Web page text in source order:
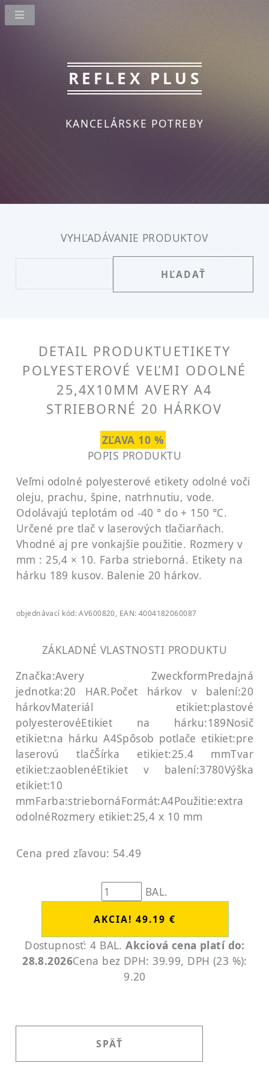
REFLEX PLUS
KANCELÁRSKE POTREBY
VYHĽADÁVANIE PRODUKTOV
DETAIL PRODUKTU ETIKETY
POLYESTEROVÉ VEĽMI ODOLNÉ
25,4X10MM AVERY A4
STRIEBORNÉ 20 HÁRKOV
ZĽAVA 10 %
POPIS PRODUKTU
Veľmi odolné polyesterové etikety odolné voči
oleju, prachu, špine, natrhnutiu, vode.
Odolávajú teplotám od -40 ° do + 150 °C.
Určené pre tlač v laserových tlačiarňach.
Vhodné aj pre vonkajšie použitie. Rozmery v
mm : 25,4 × 10. Farba strieborná. Etikety na
hárku 189 kusov. Balenie 20 hárkov.
objednávací kód: AV600820, EAN: 4004182060087
ZÁKLADNÉ VLASTNOSTI PRODUKTU
Značka:Avery ZweckformPredajná
jednotka:20 HAR.Počet hárkov v balení:20
hárkovMateriál etikiet:plastové
polyesterovéEtikiet na hárku:189Nosič
etikiet:na hárku A4Spôsob potlače etikiet:pre
laserovú tlačŠírka etikiet:25.4 mmTvar
etikiet:zaoblenéEtikiet v balení:3780Výška
etikiet:10
mmFarba:striebornáFormát:A4Použitie:extra
odolnéRozmery etikiet:25,4 x 10 mm
Cena pred zľavou: 54.49
BAL.
Dostupnosť: 4 BAL.Akciová cena platí do:
28.8.2026Cena bez DPH: 39.99, DPH (23 %):
9.20
SPÄŤ